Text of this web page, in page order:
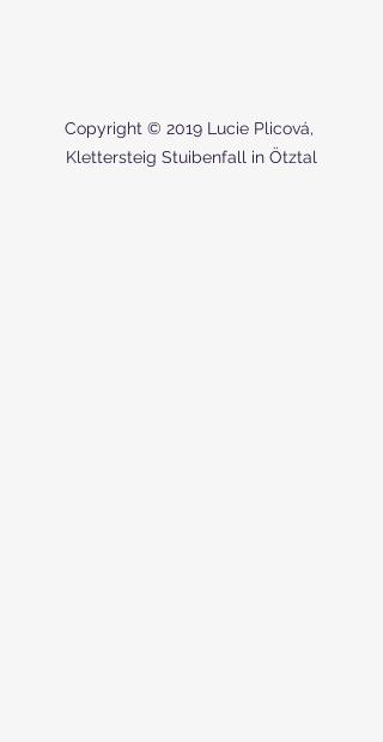
Copyright © 2019 Lucie Plicová,
Klettersteig Stuibenfall in Ötztal